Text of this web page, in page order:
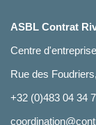
ASBL Contrat
Centre
Rue des
+32 (0)483 04 34